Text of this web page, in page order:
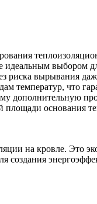
идеальным выбором
риска вырывания
температур, что
дополнительную
площади основания
на кровле. Это
создания